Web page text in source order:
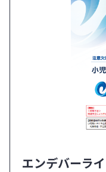
エンデバーラ